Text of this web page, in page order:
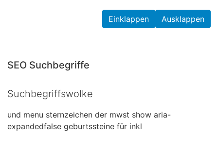
Ausklappen
Einklappen
SEO Suchbegriffe
Suchbegriffswolke
und menu sternzeichen der mwst show aria-
expandedfalse geburtssteine für inkl